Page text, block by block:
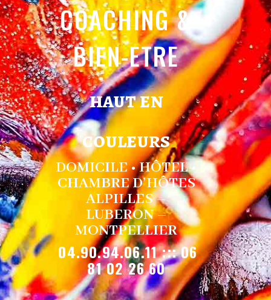
COACHING &
BIEN-ETRE
haut en
couleurs
DOMICILE • HÔTEL •
CHAMBRE D’HÔTES
ALPILLES –
LUBERON –
MONTPELLIER
04.90.94.06.11 ::: 06
81 02 26 60